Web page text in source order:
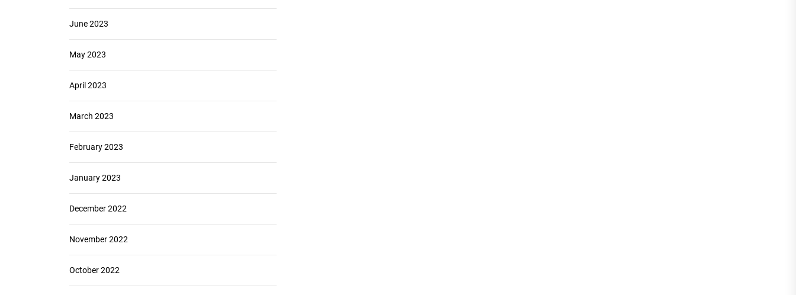
June 2023
May 2023
April 2023
March 2023
February 2023
January 2023
December 2022
November 2022
October 2022